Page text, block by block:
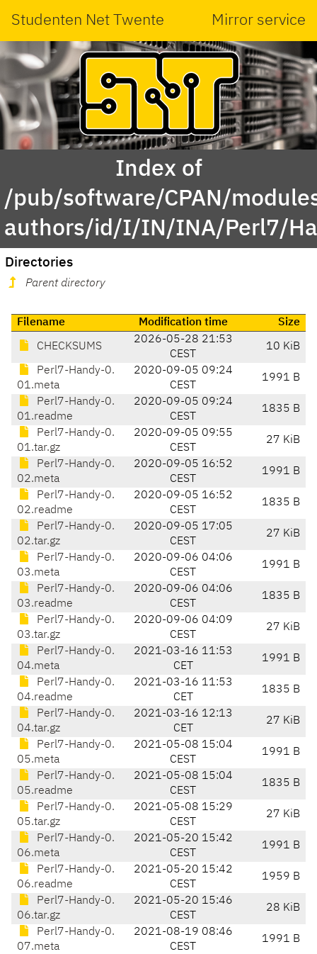
Studenten Net Twente Mirror service
Index of
/pub/software/CPAN/
authors/id/I/IN/INA/Perl7/
Directories
Parent directory
Filename Modification time Size
CHECKSUMS
2026-05-28 21:53
CEST
10 KiB
Perl7-Handy-0.
01.meta
2020-09-05 09:24
CEST
1991 B
Perl7-Handy-0.
01.readme
2020-09-05 09:24
CEST
1835 B
Perl7-Handy-0.
01.tar.gz
2020-09-05 09:55
CEST
27 KiB
Perl7-Handy-0.
02.meta
2020-09-05 16:52
CEST
1991 B
Perl7-Handy-0.
02.readme
2020-09-05 16:52
CEST
1835 B
Perl7-Handy-0.
02.tar.gz
2020-09-05 17:05
CEST
27 KiB
Perl7-Handy-0.
03.meta
2020-09-06 04:06
CEST
1991 B
Perl7-Handy-0.
03.readme
2020-09-06 04:06
CEST
1835 B
Perl7-Handy-0.
03.tar.gz
2020-09-06 04:09
CEST
27 KiB
Perl7-Handy-0.
04.meta
2021-03-16 11:53
CET
1991 B
Perl7-Handy-0.
04.readme
2021-03-16 11:53
CET
1835 B
Perl7-Handy-0.
04.tar.gz
2021-03-16 12:13
CET
27 KiB
Perl7-Handy-0.
05.meta
2021-05-08 15:04
CEST
1991 B
Perl7-Handy-0.
05.readme
2021-05-08 15:04
CEST
1835 B
Perl7-Handy-0.
05.tar.gz
2021-05-08 15:29
CEST
27 KiB
Perl7-Handy-0.
06.meta
2021-05-20 15:42
CEST
1991 B
Perl7-Handy-0.
06.readme
2021-05-20 15:42
CEST
1959 B
Perl7-Handy-0.
06.tar.gz
2021-05-20 15:46
CEST
28 KiB
Perl7-Handy-0.
07.meta
2021-08-19 08:46
CEST
1991 B